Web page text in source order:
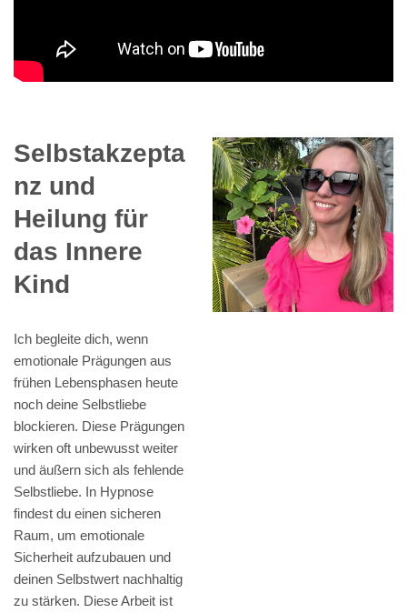
Selbstakzepta
nz und
Heilung für
das Innere
Kind
Ich begleite dich, wenn
emotionale Prägungen aus
frühen Lebensphasen heute
noch deine Selbstliebe
blockieren. Diese Prägungen
wirken oft unbewusst weiter
und äußern sich als fehlende
Selbstliebe. In Hypnose
findest du einen sicheren
Raum, um emotionale
Sicherheit aufzubauen und
deinen Selbstwert nachhaltig
zu stärken. Diese Arbeit ist